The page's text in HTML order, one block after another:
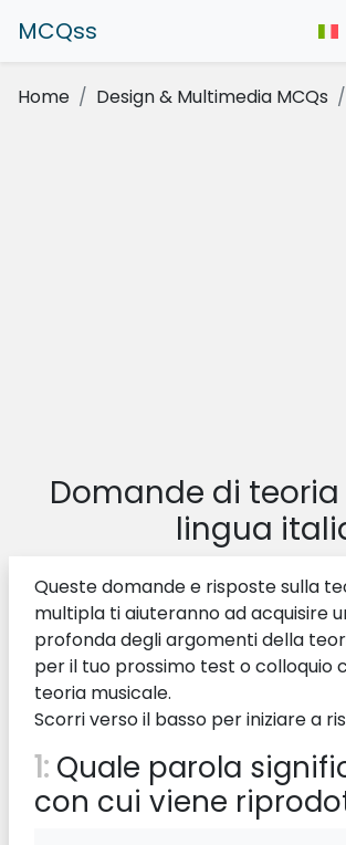
MCQss
Home Design & Multimedia MCQs
Domande di
lingua
Queste domande e risposte sulla
multipla ti aiuteranno ad acquisire
profonda degli argomenti della
per il tuo prossimo test o colloquio
teoria musicale.
Scorri verso il basso per iniziare a
1: Quale parola
con cui viene